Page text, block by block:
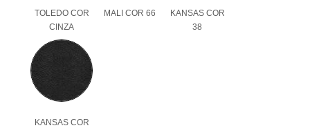
TOLEDO COR
CINZA
MALI COR 66
KANSAS COR
38
KANSAS COR